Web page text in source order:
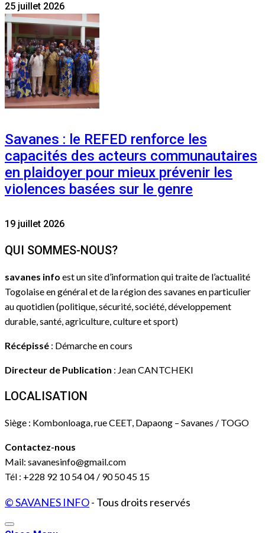
25 juillet 2026
Savanes : le REFED renforce les
capacités des acteurs communautaires
en plaidoyer pour mieux prévenir les
violences basées sur le genre
19 juillet 2026
QUI SOMMES-NOUS?
savanes info est un site d’information qui traite de l’actualité
Togolaise en général et de la région des savanes en particulier
au quotidien (politique, sécurité, société, développement
durable, santé, agriculture, culture et sport)
Récépissé : Démarche en cours
Directeur de Publication : Jean CANTCHEKI
LOCALISATION
Siège : Kombonloaga, rue CEET, Dapaong – Savanes / TOGO
Contactez-nous
Mail: savanesinfo@gmail.com
Tél : +228 92 10 54 04 / 90 50 45 15
© SAVANES INFO- Tous droits reservés